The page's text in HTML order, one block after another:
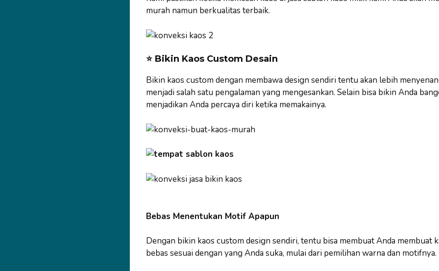
murah namun berkualitas terbaik.
⭐ Bikin Kaos Custom Desain
Bikin kaos custom dengan membawa design sendiri tentu akan lebih
menjadi salah satu pengalaman yang mengesankan. Selain bisa bikin Anda
menjadikan Anda percaya diri ketika memakainya.
Bebas Menentukan Motif Apapun
Dengan bikin kaos custom design sendiri, tentu bisa membuat Anda membuat
bebas sesuai dengan yang Anda suka, mulai dari pemilihan warna dan motifnya.